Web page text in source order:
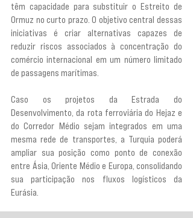
têm capacidade para substituir o Estreito de
Ormuz no curto prazo. O objetivo central dessas
iniciativas é criar alternativas capazes de
reduzir riscos associados à concentração do
comércio internacional em um número limitado
de passagens marítimas.
Caso os projetos da Estrada do
Desenvolvimento, da rota ferroviária do Hejaz e
do Corredor Médio sejam integrados em uma
mesma rede de transportes, a Turquia poderá
ampliar sua posição como ponto de conexão
entre Ásia, Oriente Médio e Europa, consolidando
sua participação nos fluxos logísticos da
Eurásia.